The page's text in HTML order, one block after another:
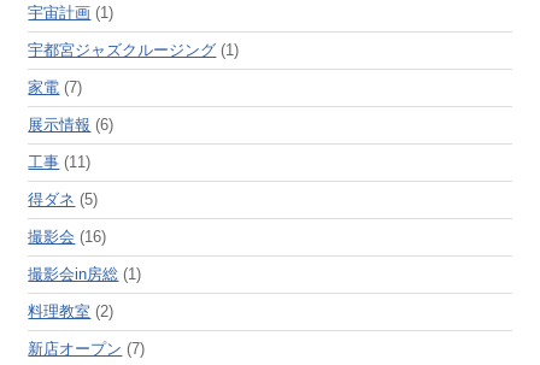
宇宙計画 (1)
宇都宮ジャズクルージング (1)
家電 (7)
展示情報 (6)
工事 (11)
得ダネ (5)
撮影会 (16)
撮影会in房総 (1)
料理教室 (2)
新店オープン (7)